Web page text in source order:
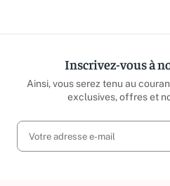
Inscrivez-vous à
Ainsi, vous serez tenu au
exclusives, offres et